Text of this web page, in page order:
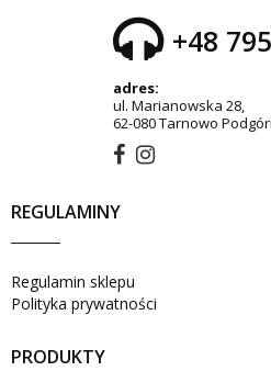
+48
adres:
ul. Marianowska 28,
62-080 Tarnowo
REGULAMINY
Regulamin sklepu
Polityka prywatności
PRODUKTY